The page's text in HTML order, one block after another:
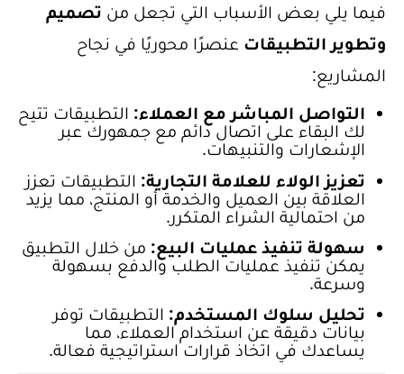
فيما يلي بعض الأسباب التي تجعل من تصميم
وتطوير التطبيقات عنصرًا محوريًا في نجاح
المشاريع:
التواصل المباشر مع العملاء: التطبيقات تتيح
لك البقاء على اتصال دائم مع جمهورك عبر
الإشعارات والتنبيهات.
تعزيز الولاء للعلامة التجارية: التطبيقات تعزز
العلاقة بين العميل والخدمة أو المنتج، مما يزيد
من احتمالية الشراء المتكرر.
سهولة تنفيذ عمليات البيع: من خلال التطبيق
يمكن تنفيذ عمليات الطلب والدفع بسهولة
وسرعة.
تحليل سلوك المستخدم: التطبيقات توفر
بيانات دقيقة عن استخدام العملاء، مما
يساعدك في اتخاذ قرارات استراتيجية فعالة.